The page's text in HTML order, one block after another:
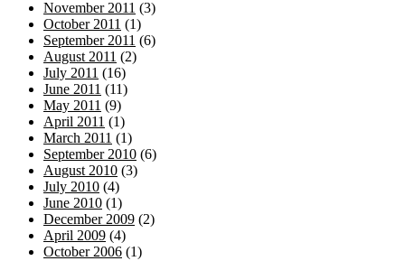
November 2011 (3)
October 2011 (1)
September 2011 (6)
August 2011 (2)
July 2011 (16)
June 2011 (11)
May 2011 (9)
April 2011 (1)
March 2011 (1)
September 2010 (6)
August 2010 (3)
July 2010 (4)
June 2010 (1)
December 2009 (2)
April 2009 (4)
October 2006 (1)